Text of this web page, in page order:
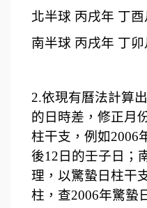
北半球 丙戌年 丁酉
南半球 丙戌年 丁卯
2.依現有曆法計算
的日時差，修正月
柱干支，例如2006
後12日的壬子日；
理，以驚蟄日柱干
柱，查2006年驚蟄